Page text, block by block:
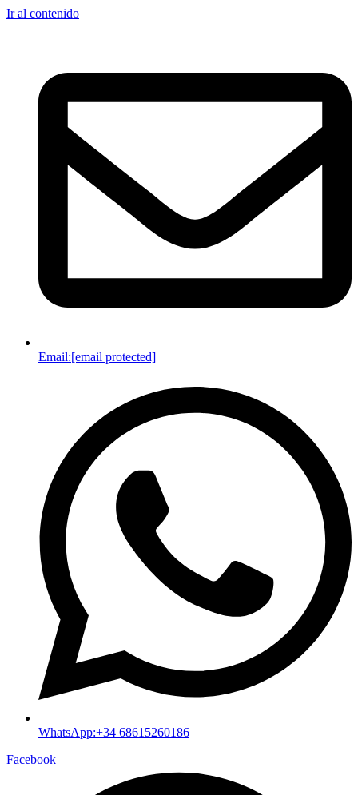
Ir al contenido
Email:[email protected]
WhatsApp:+34 68615260186
Facebook